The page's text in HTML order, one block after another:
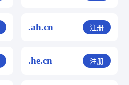
.ah.cn 注册
.he.cn 注册